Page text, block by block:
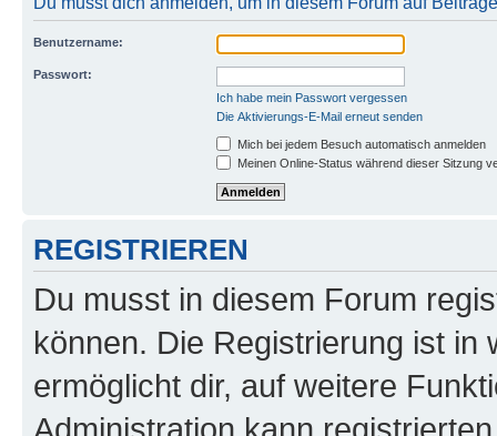
Benutzername:
Passwort:
Ich habe mein Passwort vergessen
Die Aktivierungs-E-Mail erneut senden
Mich bei jedem Besuch automatisch anmelden
Meinen Online-Status während dieser Sitzung
REGISTRIEREN
Du musst in diesem Forum
können. Die Registrierung ist in
ermöglicht dir, auf weitere